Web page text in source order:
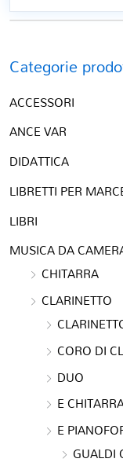
Categorie
ACCESSORI
ANCE VAR
DIDATTICA
LIBRETTI PER
LIBRI
MUSICA DA
CHITARRA
CLARINETTO
CORO DI
DUO
E
E
GUALDI